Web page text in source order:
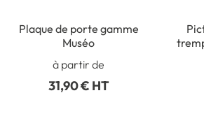
Plaque de porte gamme
Muséo
à partir de
31,90 € HT